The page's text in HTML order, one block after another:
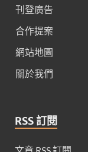
刊登廣告
合作提案
網站地圖
關於我們
RSS 訂閱